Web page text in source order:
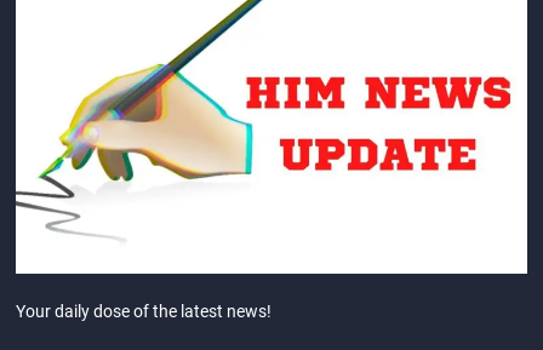
Your daily dose of the latest news!